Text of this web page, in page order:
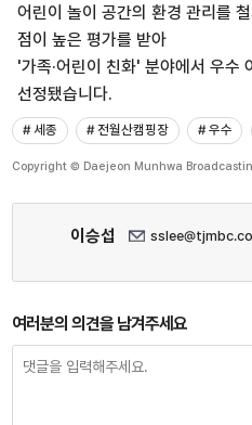
어린이 놀이 공간의 환경 관리를
점이 높은 평가를 받아
'가족·어린이 친화' 분야에서 우수
선정됐습니다.
# 세종 # 전월산캠핑장 # 우수
Copyright © Daejeon Munhwa
이승섭
여러분의 의견을 남겨주세요